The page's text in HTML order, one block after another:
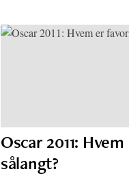
Oscar 2011:
sålangt?